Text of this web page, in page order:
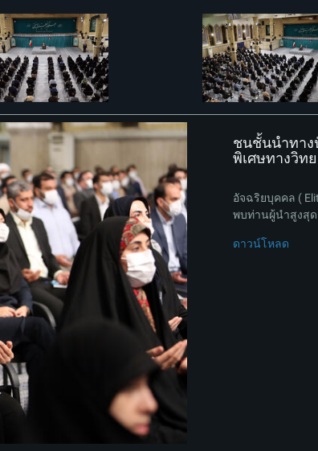
ชนชั้นนำทาง
พิเศษทางวิท
อัจฉริยบุคคล (
พบท่านผู้นำสูงสุ
ดาวน์โหลด